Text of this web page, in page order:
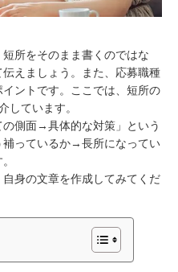
所をそのまま書くのではな
えましょう。また、応募職種
ントです。ここでは、短所の
しています。
側面→具体的な対策」という
っているか→長所になってい
身の文章を作成してみてくだ